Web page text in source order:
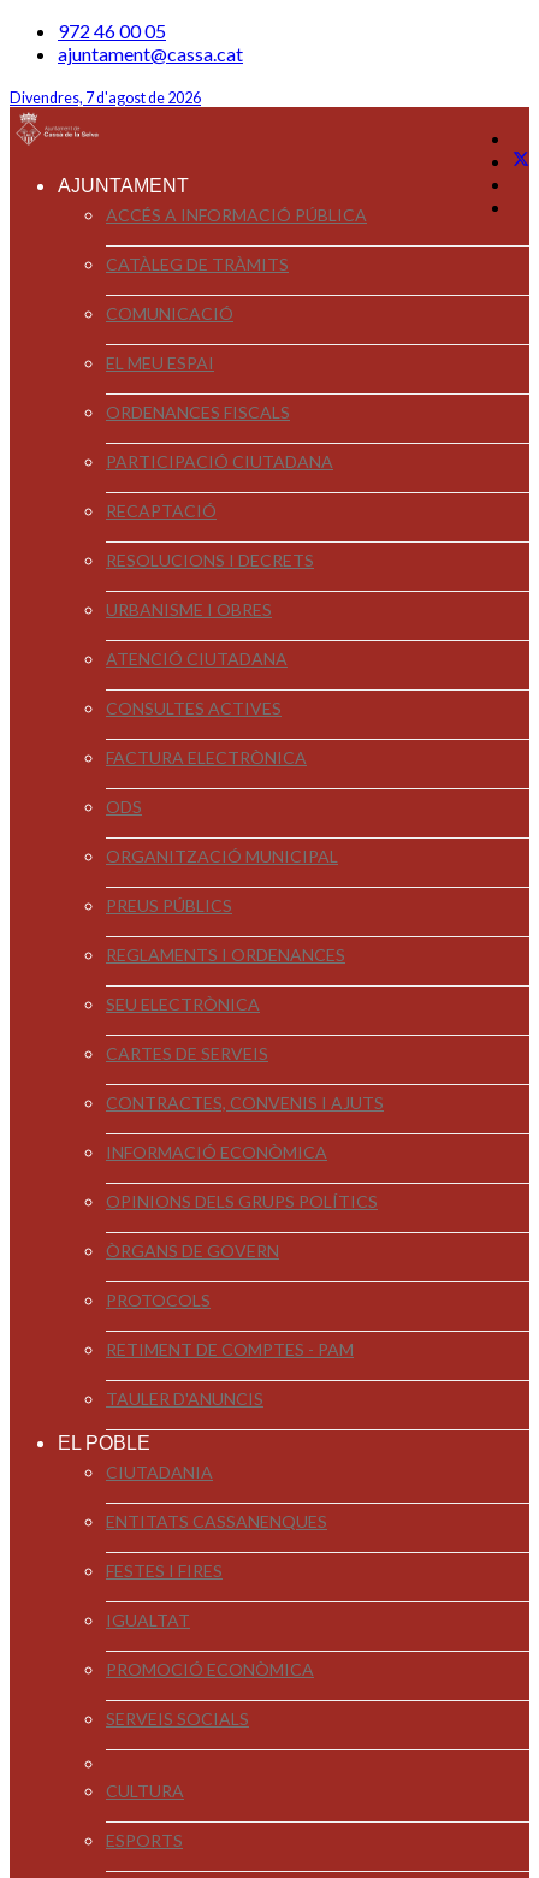
972 46 00 05
ajuntament@cassa.cat
Divendres, 7 d'agost de 2026
AJUNTAMENT
ACCÉS A INFORMACIÓ PÚBLICA
CATÀLEG DE TRÀMITS
COMUNICACIÓ
EL MEU ESPAI
ORDENANCES FISCALS
PARTICIPACIÓ CIUTADANA
RECAPTACIÓ
RESOLUCIONS I DECRETS
URBANISME I OBRES
ATENCIÓ CIUTADANA
CONSULTES ACTIVES
FACTURA ELECTRÒNICA
ODS
ORGANITZACIÓ MUNICIPAL
PREUS PÚBLICS
REGLAMENTS I ORDENANCES
SEU ELECTRÒNICA
CARTES DE SERVEIS
CONTRACTES, CONVENIS I AJUTS
INFORMACIÓ ECONÒMICA
OPINIONS DELS GRUPS POLÍTICS
ÒRGANS DE GOVERN
PROTOCOLS
RETIMENT DE COMPTES - PAM
TAULER D'ANUNCIS
EL POBLE
CIUTADANIA
ENTITATS CASSANENQUES
FESTES I FIRES
IGUALTAT
PROMOCIÓ ECONÒMICA
SERVEIS SOCIALS
CULTURA
ESPORTS